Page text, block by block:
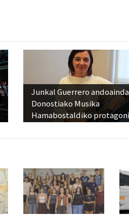
Junkal Guerrero
Donostiako Musika
Hamabostaldiko